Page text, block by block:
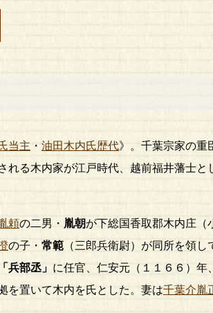
当主 ・ 油田木内氏歴代》。千葉宗家の重
れる木内家が江戸時代、越前福井藩士と
頼の二男・ 胤朝が下総国香取郡木内庄（
の子・ 常範 （三郎兵衛尉）が同所を領
「兵部丞」 に任官、仁安元（１１６６）年
を置いて木内を氏とした。妻は千葉介胤